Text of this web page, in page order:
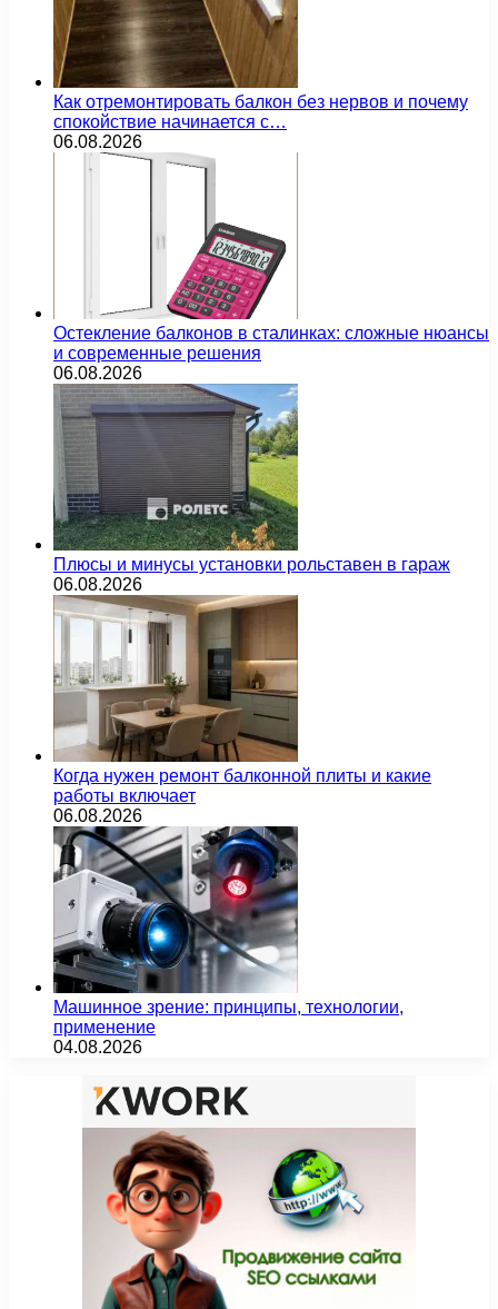
Как отремонтировать балкон без нервов и почему
спокойствие начинается с…
06.08.2026
Остекление балконов в сталинках: сложные нюансы
и современные решения
06.08.2026
Плюсы и минусы установки рольставен в гараж
06.08.2026
Когда нужен ремонт балконной плиты и какие
работы включает
06.08.2026
Машинное зрение: принципы, технологии,
применение
04.08.2026